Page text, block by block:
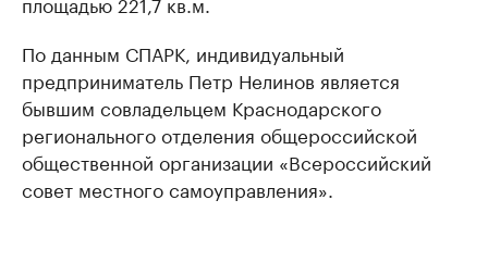
По данным СПАРК, индивидуальный
предприниматель Петр Нелинов является
бывшим совладельцем Краснодарского
регионального отделения общероссийской
общественной организации «Всероссийский
совет местного самоуправления».